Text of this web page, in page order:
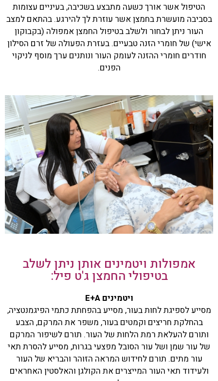
הטיפול אשר אורך כשעה מתבצע בשכיבה, בעיניים עצומות
בסביבה מועשרת בחמצן אשר עוזרת לך להירגע. בהתאם למצב
העור ניתן לבחור ולשלב בטיפול החמצן אמפולה (בקבוקון
אישי) של חומרי הזנה טבעיים. בעזרת הפעולה של זרם הסילון
חודרים חומרי ההזנה לעומק העור ונותנים ערך מוסף לניקוי
הפנים.
אמפולות ויטמינים אותן ניתן לשלב
בטיפולי החמצן ג'ט פיל:
ויטמיניםA
‏+
E
מסייע לספיגת לחות בעור, מסייע בהפחתת כתמי הפיגמנטציה,
בהחלקת חריצים וקמטים בעור, משפר את המרקם, הצבע
ותורם להעלאת רמת הלחות של העור. תורם לשיפור המרקם
של עור שמן ושל עור הסובל מפצעי בגרות, מסייע להסרת תאי
עור מתים. תורם לחידוש המראה הזוהר והבריא של העור
ולעידוד תאי העור המייצרים את הקולגן והאלסטין האחראים